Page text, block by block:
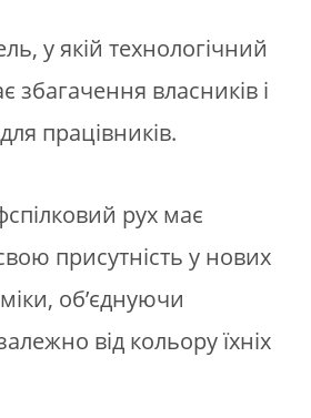
у якій технологічний
збагачення власників і
працівників.
рух має
присутність у нових
об’єднуючи
від кольору їхніх